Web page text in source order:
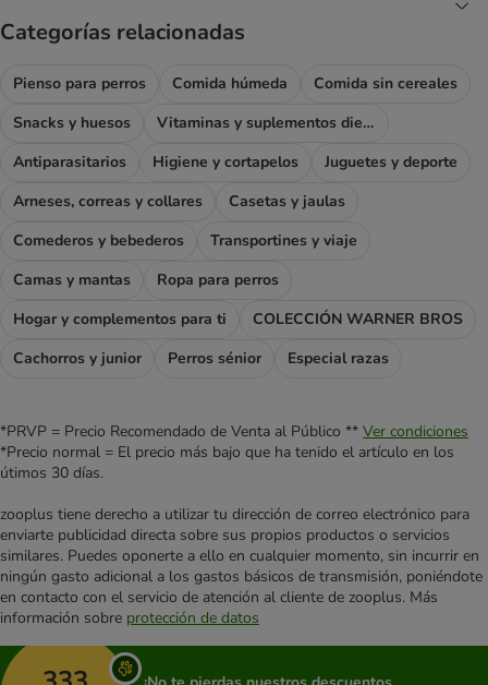
Categorías relacionadas
Pienso para perros Comida húmeda
Comida sin cereales
Snacks y huesos
Vitaminas y suplementos dietéticos
Antiparasitarios
Higiene y cortapelos
Juguetes y deporte
Arneses, correas y collares
Casetas y jaulas
Comederos y bebederos
Transportines y viaje
Camas y mantas
Ropa para perros
Hogar y complementos para ti
COLECCIÓN WARNER BROS
Cachorros y junior
Perros sénior Especial razas
*PRVP = Precio Recomendado de Venta al Público ** Ver condiciones
*Precio normal = El precio más bajo que ha tenido el artículo en los
útimos 30 días.
zooplus tiene derecho a utilizar tu dirección de correo electrónico para
enviarte publicidad directa sobre sus propios productos o servicios
similares. Puedes oponerte a ello en cualquier momento, sin incurrir en
ningún gasto adicional a los gastos básicos de transmisión, poniéndote
en contacto con el servicio de atención al cliente de zooplus. Más
información sobre protección de datos